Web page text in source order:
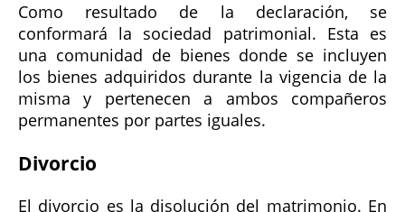
Como resultado de la declaración, se
conformará la sociedad patrimonial. Esta es
una comunidad de bienes donde se incluyen
los bienes adquiridos durante la vigencia de la
misma y pertenecen a ambos compañeros
permanentes por partes iguales.
Divorcio
El divorcio es la disolución del matrimonio. En